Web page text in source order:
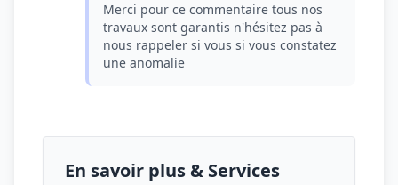
Merci pour ce commentaire tous nos
travaux sont garantis n'hésitez pas à
nous rappeler si vous si vous constatez
une anomalie
En savoir plus & Services